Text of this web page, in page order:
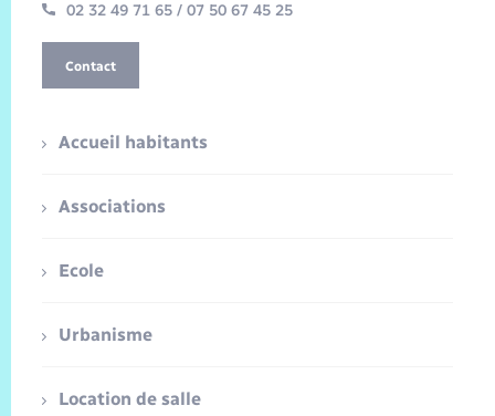
02 32 49 71 65 / 07 50 67 45 25
Contact
Accueil habitants
Associations
Ecole
Urbanisme
Location de salle